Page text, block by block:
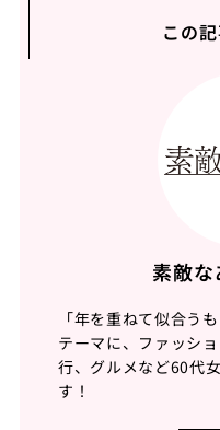
この
素敵
「年を重ねて似合う
テーマに、ファッシ
行、グルメなど60代
す！